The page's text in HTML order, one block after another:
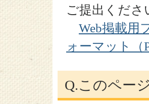
ご提出くださ
Web掲載用
ォーマット（
Q.このペー